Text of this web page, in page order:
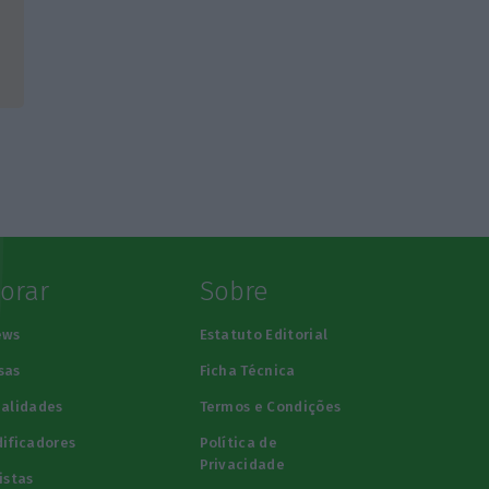
Sobre
Estatuto Editorial
Ficha Técnica
Termos e Condições
Política de
Privacidade